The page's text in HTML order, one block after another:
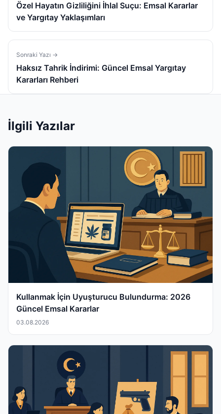
Özel Hayatın Gizliliğini İhlal Suçu: Emsal Kararlar
ve Yargıtay Yaklaşımları
Sonraki Yazı →
Haksız Tahrik İndirimi: Güncel Emsal Yargıtay
Kararları Rehberi
İlgili Yazılar
Kullanmak İçin Uyuşturucu Bulundurma: 2026
Güncel Emsal Kararlar
03.08.2026